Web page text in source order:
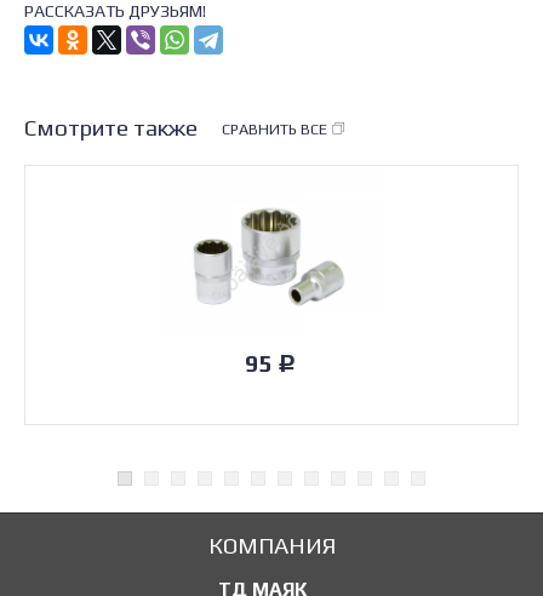
РАССКАЗАТЬ ДРУЗЬЯМ!
Смотрите также СРАВНИТЬ ВСЕ
95 Р
КОМПАНИЯ
ТД МАЯК